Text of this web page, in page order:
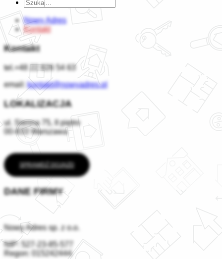
Nowy Adres
Kontakt
Kontakt
tel.+48 22 826 54 63
email:kontakt@nowyadres.pl
LOKALIZACJA
ul. Sienna 75, II piętro
00-833 Warszawa
SPRAWDŹ DOJAZD
DANE FIRMY
Nowy Adres sp. z o.o.
NIP:
527-23-85-577
Regon:
015242444